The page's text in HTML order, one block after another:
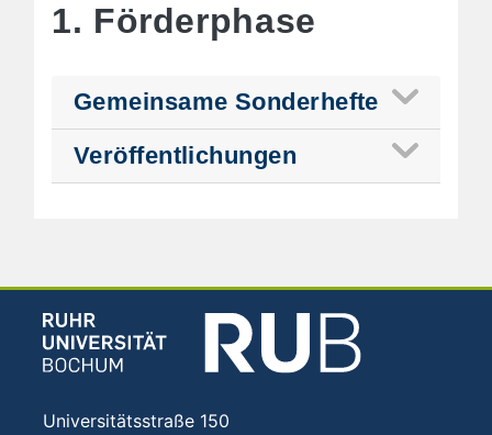
1. Förderphase
Gemeinsame Sonderhefte
Veröffentlichungen
Universitätsstraße 150